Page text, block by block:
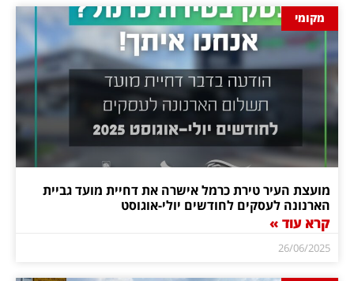
מקומי
מועצת העיר טירת כרמל אישרה את דחיית מועד גביית
הארנונה לעסקים לחודשים יולי-אוגוסט
קרא עוד »
26/06/2025